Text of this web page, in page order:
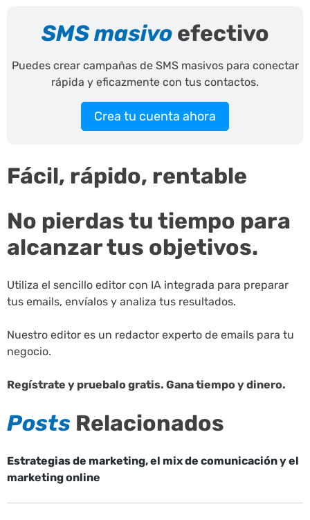
SMS masivoefectivo
Puedes crear campañas de SMS masivos para conectar
rápida y eficazmente con tus contactos.
Crea tu cuenta ahora
Fácil, rápido, rentable
No pierdas tu tiempo para
alcanzar tus objetivos.
Utiliza el sencillo editor con IA integrada para preparar
tus emails, envíalos y analiza tus resultados.
Nuestro editor es un redactor experto de emails para tu
negocio.
Regístrate y pruebalo gratis. Gana tiempo y dinero.
Posts Relacionados
Estrategias de marketing, el mix de comunicación y el
marketing online